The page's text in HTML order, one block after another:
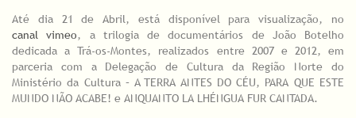
Até dia 21 de Abril, está disponível para visualização, no
canal vimeo, a trilogia de documentários de João Botelho
dedicada a Trá-os-Montes, realizados entre 2007 e 2012, em
parceria com a Delegação de Cultura da Região Norte do
Ministério da Cultura – A TERRA ANTES DO CÉU, PARA QUE ESTE
MUNDO NÃO ACABE! e ANQUANTO LA LHÉNGUA FUR CANTADA.